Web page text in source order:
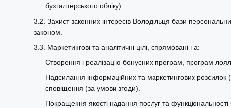
бухгалтерського обліку).
3.2. Захист законних інтересів Володільця бази
законом.
3.3. Маркетингові та аналітичні цілі, спрямовані на:
Створення і реалізацію бонусних програм, програм
Надсилання інформаційних та маркетингових розсилок
сповіщення (за умови згоди).
Покращення якості надання послуг та функціональності